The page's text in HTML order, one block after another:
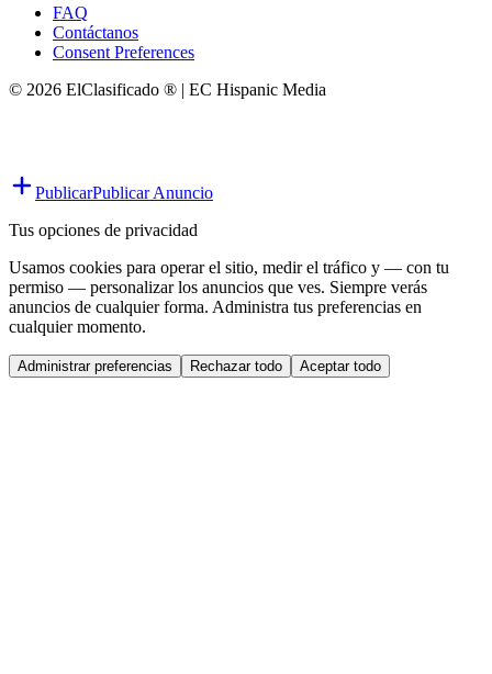
FAQ
Contáctanos
Consent Preferences
© 2026 ElClasificado ® | EC Hispanic Media
PublicarPublicar Anuncio
Tus opciones de privacidad
Usamos cookies para operar el sitio, medir el tráfico y — con tu
permiso — personalizar los anuncios que ves. Siempre verás
anuncios de cualquier forma. Administra tus preferencias en
cualquier momento.
Administrar preferencias Rechazar todo Aceptar todo